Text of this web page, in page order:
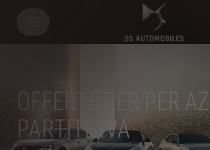
OFFERTE PER PER
PARTITE IVA
Seleziona il modello